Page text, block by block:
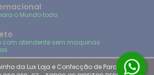
o Mundo todo
com atendente sem maquinas
da Lux Loja e Confecção de Paramentos